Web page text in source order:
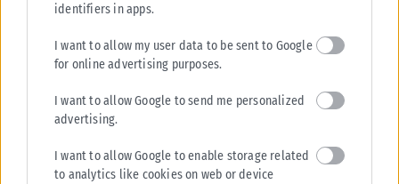
identifiers in apps.
I want to allow my user data to be sent to Google
for online advertising purposes.
I want to allow Google to send me personalized
advertising.
I want to allow Google to enable storage related
to analytics like cookies on web or device
ΕΛΛΆΔΑ
bar – Βούτηξε ο μπάρμαν για να το σώσει
Τραγωδία σημειώθηκε στην Πάρο, όπου ένα 4χρονο παιδί έχασε τη ζωή
του μετά από πνιγμό σε πισίνα beach bar, βυθίζοντας...
ΑΝΑΡΤΉΘΗΚΕ ΑΠΌΔΉΜΗΤΡΑ ΚΑΤΡΑΜΆΔΟΥ 08/08/2026